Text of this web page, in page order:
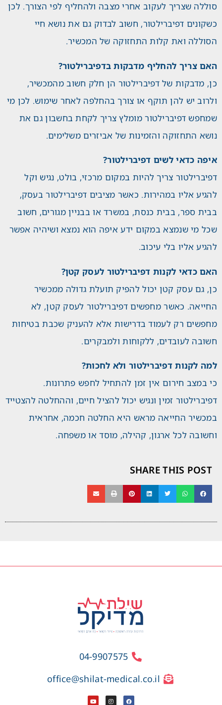
סוללה שצריך לעקוב אחרי מצבה ולהחליף לפי הצורך. לכן
כשקונים דפיברילטור, חשוב לבדוק גם את נושא חיי
הסוללה ואת קלות התחזוקה של המכשיר.
האם צריך להחליף מדבקות בדפיברילטור?
כן, מדבקות של דפיברילטור הן חלק חשוב מהמכשיר,
ולרוב יש להן תוקף או צורך בהחלפה לאחר שימוש. לכן מי
שמחפש דפיברילטור מומלץ צריך לקחת בחשבון גם את
נושא התחזוקה והזמינות של אביזרים משלימים.
איפה כדאי לשים דפיברילטור?
דפיברילטור צריך להיות במקום מרכזי, בולט, נגיש וקל
להגיע אליו במהירות. כאשר מציבים דפיברילטור בעסק,
בבית ספר, בבית כנסת, במשרד או בבניין מגורים, חשוב
שכל מי שנמצא במקום ידע איפה הוא נמצא ושיהיה אפשר
להגיע אליו בלי עיכוב.
האם כדאי לקנות דפיברילטור לעסק קטן?
כן, גם עסק קטן יכול להפיק תועלת גדולה ממכשיר
החייאה. כאשר מחפשים דפיברילטור לעסק קטן, לא
מחפשים רק לעמוד בדרישות אלא להעניק שכבת בטיחות
חשובה לעובדים, ללקוחות ולמבקרים.
למה לקנות דפיברילטור ולא לחכות?
כי במצב חירום אין זמן להתחיל לחפש פתרונות.
דפיברילטור זמין ונגיש יכול להציל חיים, וההחלטה להצטייד
במכשיר החייאה מראש היא החלטה חכמה, אחראית
וחשובה לכל ארגון, קהילה, מוסד או משפחה.
SHARE THIS POST
04-9907575
office@shilat-medical.co.il